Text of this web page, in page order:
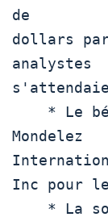
de
dollars
analystes
Mondelez
Inc pour